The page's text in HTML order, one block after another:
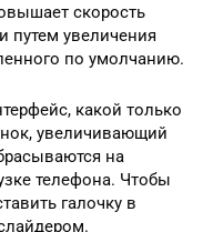
скорость
путем увеличения
по умолчанию.
какой только
увеличивающий
на
телефона. Чтобы
галочку в